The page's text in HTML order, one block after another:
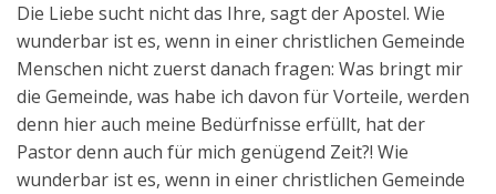
Die Liebe sucht nicht das Ihre, sagt der Apostel. Wie
wunderbar ist es, wenn in einer christlichen Gemeinde
Menschen nicht zuerst danach fragen: Was bringt mir
die Gemeinde, was habe ich davon für Vorteile, werden
denn hier auch meine Bedürfnisse erfüllt, hat der
Pastor denn auch für mich genügend Zeit?! Wie
wunderbar ist es, wenn in einer christlichen Gemeinde